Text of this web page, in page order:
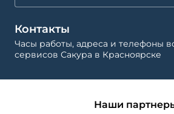
Контакты
Часы работы, адреса и телефоны
сервисов Сакура в Красноярске
Наши